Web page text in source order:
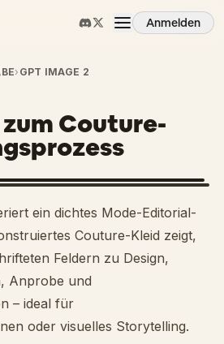
Anmelden
› GPT IMAGE 2
Couture-
ein dichtes Mode-Editorial-
Couture-Kleid zeigt,
Feldern zu Design,
Anprobe und
– ideal für
oder visuelles Storytelling.